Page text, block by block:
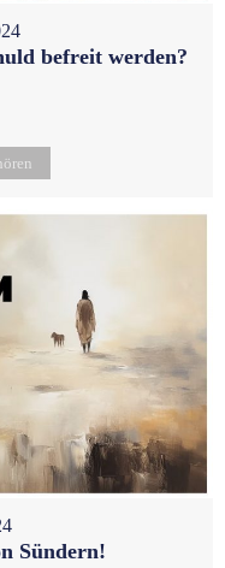
befreit werden?
Sündern!